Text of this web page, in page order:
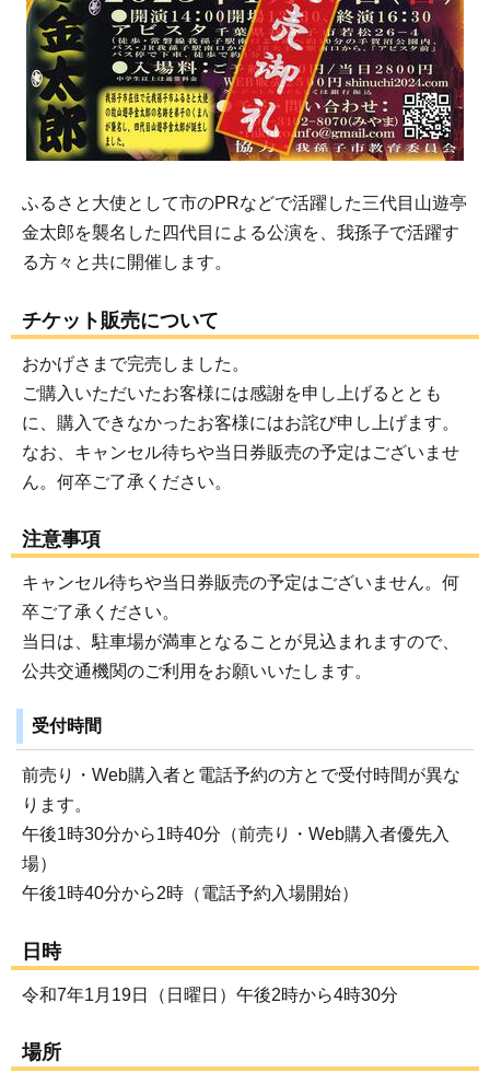
ふるさと大使として市のPRなどで活躍した三代目山遊亭
金太郎を襲名した四代目による公演を、我孫子で活躍す
る方々と共に開催します。
チケット販売について
おかげさまで完売しました。
ご購入いただいたお客様には感謝を申し上げるととも
に、購入できなかったお客様にはお詫び申し上げます。
なお、キャンセル待ちや当日券販売の予定はございませ
ん。何卒ご了承ください。
注意事項
キャンセル待ちや当日券販売の予定はございません。何
卒ご了承ください。
当日は、駐車場が満車となることが見込まれますので、
公共交通機関のご利用をお願いいたします。
受付時間
前売り・Web購入者と電話予約の方とで受付時間が異な
ります。
午後1時30分から1時40分（前売り・Web購入者優先入
場）
午後1時40分から2時（電話予約入場開始）
日時
令和7年1月19日（日曜日）午後2時から4時30分
場所